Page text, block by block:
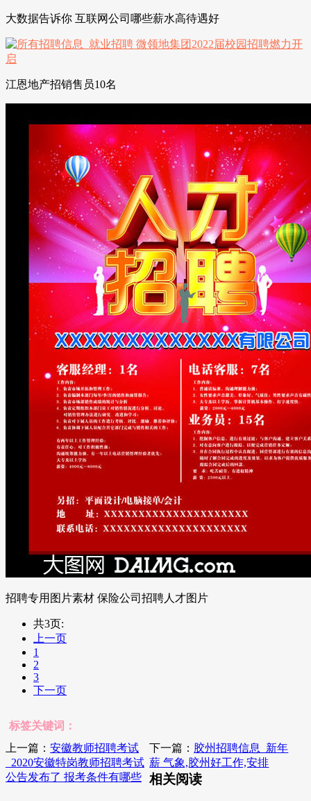
大数据告诉你 互联网公司哪些薪水高待遇好
江恩地产招销售员10名
招聘专用图片素材 保险公司招聘人才图片
共3页:
上一页
1
2
3
下一页
标签关键词：
上一篇： 安徽教师招聘考试
_2020安徽特岗教师招聘考试
公告发布了 报考条件有哪些
下一篇： 胶州招聘信息_新年
薪 气象,胶州好工作,安排
相关阅读